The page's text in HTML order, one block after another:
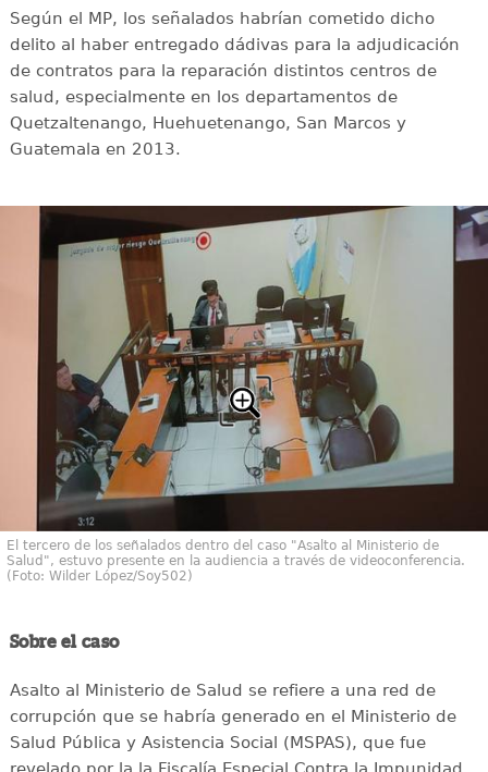
Según el MP, los señalados habrían cometido dicho
delito al haber entregado dádivas para la adjudicación
de contratos para la reparación distintos centros de
salud, especialmente en los departamentos de
Quetzaltenango, Huehuetenango, San Marcos y
Guatemala en 2013.
El tercero de los señalados dentro del caso "Asalto al Ministerio de
Salud", estuvo presente en la audiencia a través de videoconferencia.
(Foto: Wilder López/Soy502)
Sobre el caso
Asalto al Ministerio de Salud se refiere a una red de
corrupción que se habría generado en el Ministerio de
Salud Pública y Asistencia Social (MSPAS), que fue